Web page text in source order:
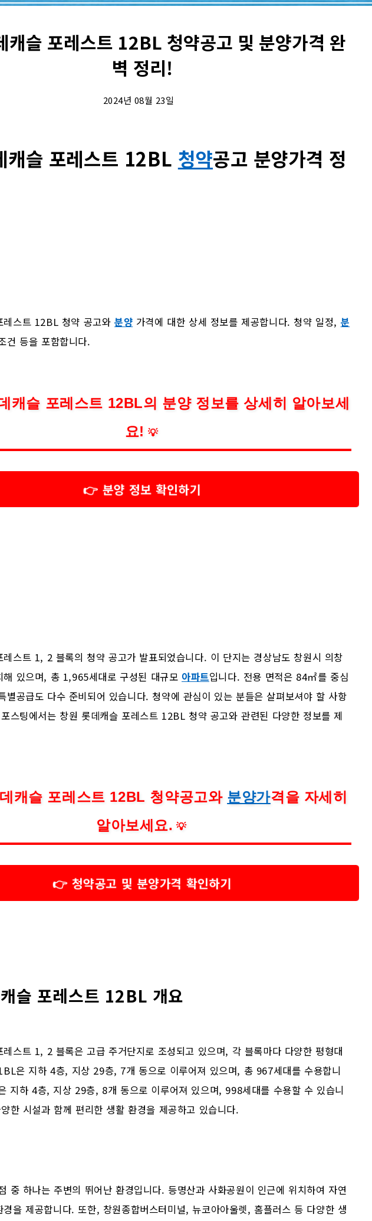
캐슬 포레스트 12BL 청약공고 및 분양가격 완
벽 정리!
2024년 08월 23일
캐슬 포레스트 12BL 청약공고 분양가격 정
레스트 12BL 청약 공고와분양 가격에 대한 상세 정보를 제공합니다. 청약 일정, 분
건 등을 포함합니다.
캐슬 포레스트 12BL의 분양 정보를 상세히 알아보세
요! 💡
👉 분양 정보 확인하기
레스트 1, 2 블록의 청약 공고가 발표되었습니다. 이 단지는 경상남도 창원시 의창
해 있으며, 총 1,965세대로 구성된 대규모 아파트입니다. 전용 면적은 84㎡를 중심
별공급도 다수 준비되어 있습니다. 청약에 관심이 있는 분들은 살펴보셔야 할 사항
스팅에서는 창원 롯데캐슬 포레스트 12BL 청약 공고와 관련된 다양한 정보를 제
캐슬 포레스트 12BL 청약공고와 분양가격을 자세히
알아보세요. 💡
👉 청약공고 및 분양가격 확인하기
슬 포레스트 12BL 개요
레스트 1, 2 블록은 고급 주거단지로 조성되고 있으며, 각 블록마다 다양한 평형대
은 지하 4층, 지상 29층, 7개 동으로 이루어져 있으며, 총 967세대를 수용합니
지하 4층, 지상 29층, 8개 동으로 이루어져 있으며, 998세대를 수용할 수 있습니
한 시설과 함께 편리한 생활 환경을 제공하고 있습니다.
중 하나는 주변의 뛰어난 환경입니다. 등명산과 사화공원이 인근에 위치하여 자연
경을 제공합니다. 또한, 창원종합버스터미널, 뉴코아아울렛, 홈플러스 등 다양한 생